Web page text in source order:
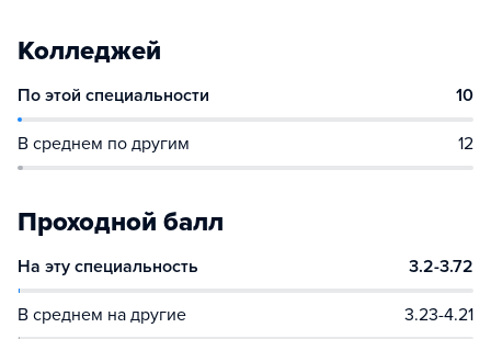
Колледжей
По этой специальности 10
В среднем по другим 12
Проходной балл
На эту специальность 3.2-3.72
В среднем на другие 3.23-4.21